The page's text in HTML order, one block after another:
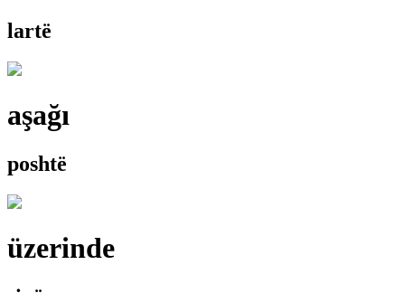
lartë
aşağı
poshtë
üzerinde